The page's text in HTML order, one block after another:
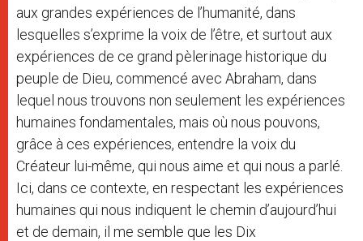
aux grandes expériences de l’humanité, dans
lesquelles s’exprime la voix de l’être, et surtout aux
expériences de ce grand pèlerinage historique du
peuple de Dieu, commencé avec Abraham, dans
lequel nous trouvons non seulement les expériences
humaines fondamentales, mais où nous pouvons,
grâce à ces expériences, entendre la voix du
Créateur lui-même, qui nous aime et qui nous a parlé.
Ici, dans ce contexte, en respectant les expériences
humaines qui nous indiquent le chemin d’aujourd’hui
et de demain, il me semble que les Dix